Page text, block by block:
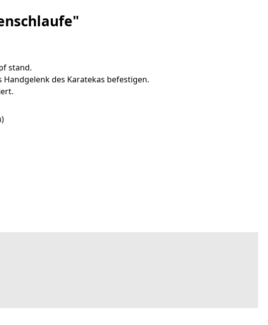
stand.
des Karatekas befestigen.